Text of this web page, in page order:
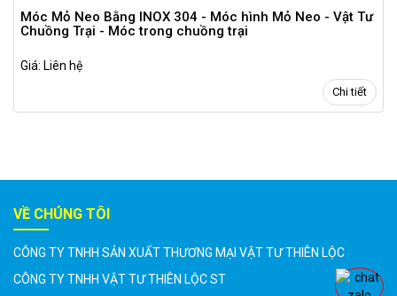
Móc Mỏ Neo Bằng INOX 304 - Móc hình Mỏ Neo - Vật Tư
Chuồng Trại - Móc trong chuồng trại
Giá: Liên hệ
Chi tiết
VỀ CHÚNG TÔI
CÔNG TY TNHH SẢN XUẤT THƯƠNG MẠI VẬT TƯ THIÊN LỘC
CÔNG TY TNHH VẬT TƯ THIÊN LỘC ST